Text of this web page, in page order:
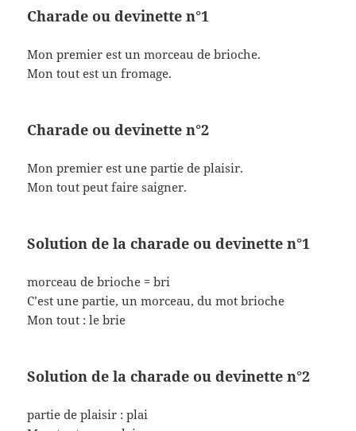
Charade ou devinette n°1
Mon premier est un morceau de brioche.
Mon tout est un fromage.
Charade ou devinette n°2
Mon premier est une partie de plaisir.
Mon tout peut faire saigner.
Solution de la charade ou devinette n°1
morceau de brioche = bri
C’est une partie, un morceau, du mot brioche
Mon tout : le brie
Solution de la charade ou devinette n°2
partie de plaisir : plai